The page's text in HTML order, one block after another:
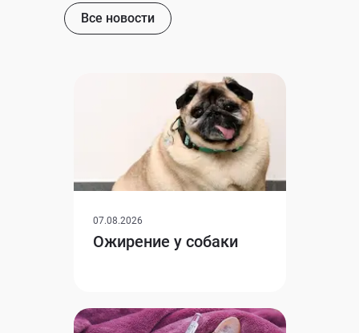
Все новости
07.08.2026
Ожирение у собаки